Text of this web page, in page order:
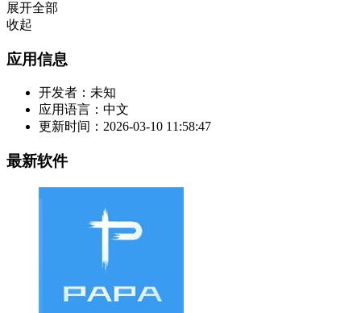
展开全部
收起
应用信息
开发者： 未知
应用语言： 中文
更新时间： 2026-03-10 11:58:47
最新软件